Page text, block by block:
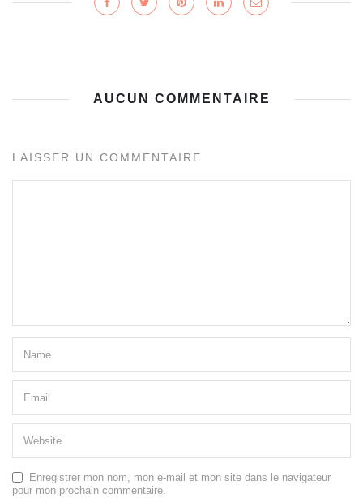
AUCUN COMMENTAIRE
LAISSER UN COMMENTAIRE
Enregistrer mon nom, mon e-mail et mon site dans le navigateur
pour mon prochain commentaire.